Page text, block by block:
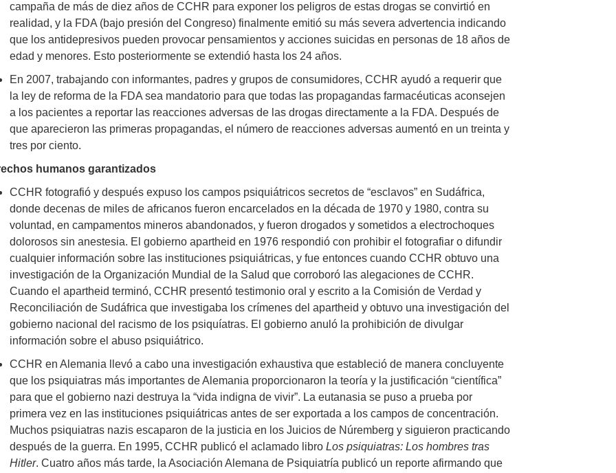
campaña de más de diez años de CCHR para exponer los peligros de estas drogas se convirtió en
realidad, y la FDA (bajo presión del Congreso) finalmente emitió su más severa advertencia indicando
que los antidepresivos pueden provocar pensamientos y acciones suicidas en personas de 18 años de
edad y menores. Esto posteriormente se extendió hasta los 24 años.
En 2007, trabajando con informantes, padres y grupos de consumidores, CCHR ayudó a requerir que
la ley de reforma de la FDA sea mandatorio para que todas las propagandas farmacéuticas aconsejen
a los pacientes a reportar las reacciones adversas de las drogas directamente a la FDA. Después de
que aparecieron las primeras propagandas, el número de reacciones adversas aumentó en un treinta y
tres por ciento.
humanos garantizados
CCHR fotografió y después expuso los campos psiquiátricos secretos de “esclavos” en Sudáfrica,
donde decenas de miles de africanos fueron encarcelados en la década de 1970 y 1980, contra su
voluntad, en campamentos mineros abandonados, y fueron drogados y sometidos a electrochoques
dolorosos sin anestesia. El gobierno apartheid en 1976 respondió con prohibir el fotografiar o difundir
cualquier información sobre las instituciones psiquiátricas, y fue entonces cuando CCHR obtuvo una
investigación de la Organización Mundial de la Salud que corroboró las alegaciones de CCHR.
Cuando el apartheid terminó, CCHR presentó testimonio oral y escrito a la Comisión de Verdad y
Reconciliación de Sudáfrica que investigaba los crímenes del apartheid y obtuvo una investigación del
gobierno nacional del racismo de los psiquíatras. El gobierno anuló la prohibición de divulgar
información sobre el abuso psiquiátrico.
CCHR en Alemania llevó a cabo una investigación exhaustiva que estableció de manera concluyente
que los psiquiatras más importantes de Alemania proporcionaron la teoría y la justificación “científica”
para que el gobierno nazi destruya la “vida indigna de vivir”. La eutanasia se puso a prueba por
primera vez en las instituciones psiquiátricas antes de ser exportada a los campos de concentración.
Muchos psiquiatras nazis escaparon de la justicia en los Juicios de Núremberg y siguieron practicando
después de la guerra. En 1995, CCHR publicó el aclamado libro Los psiquiatras: Los hombres tras
Hitler. Cuatro años más tarde, la Asociación Alemana de Psiquiatría publicó un reporte afirmando que